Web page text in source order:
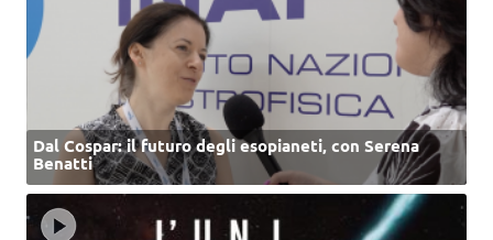
Dal Cospar: il futuro degli esopianeti, con Serena
Benatti